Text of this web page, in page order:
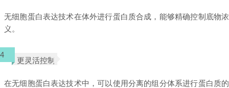
无细胞蛋白表达技术在体外进行蛋白质合成，能够精确控制底物
义。
4
更灵活控制
在无细胞蛋白表达技术中，可以使用分离的组分体系进行蛋白质